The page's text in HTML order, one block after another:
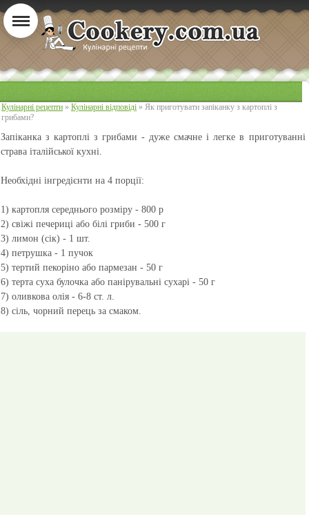
Кулінарні рецепти » Кулінарні відповіді » Як приготувати запіканку з картоплі з
грибами?
Запіканка з картоплі з грибами - дуже смачне і легке в приготуванні
страва італійської кухні.
Необхідні інгредієнти на 4 порції:
1) картопля середнього розміру - 800 р
2) свіжі печериці або білі гриби - 500 г
3) лимон (сік) - 1 шт.
4) петрушка - 1 пучок
5) тертий пекоріно або пармезан - 50 г
6) терта суха булочка або панірувальні сухарі - 50 г
7) оливкова олія - 6-8 ст. л.
8) сіль, чорний перець за смаком.